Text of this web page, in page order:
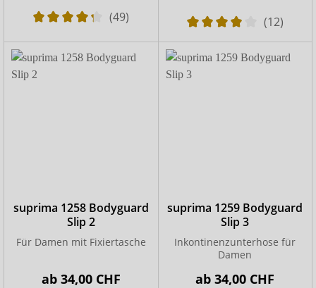
(49) (12)
suprima 1258 Bodyguard
Slip 2
Für Damen mit Fixiertasche
ab 34,00 CHF
suprima 1259 Bodyguard
Slip 3
Inkontinenzunterhose für
Damen
ab34,00 CHF